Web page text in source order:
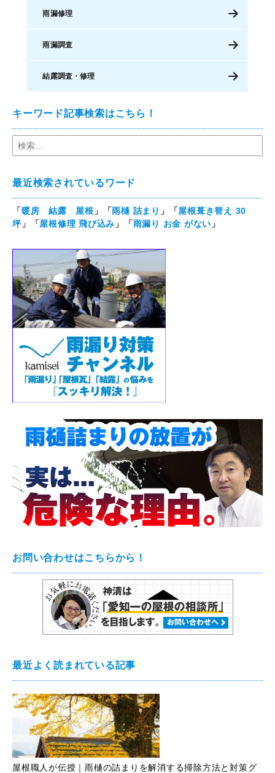
雨漏修理
雨漏調査
結露調査・修理
キーワード記事検索はこちら！
最近検索されているワード
「暖房 結露 屋根 」「雨樋 詰まり 」「屋根葺き替え 30
坪」「屋根修理 飛び込み 」「雨漏り お金 がない 」
お問い合わせはこちらから！
最近よく読まれている記事
屋根職人が伝授｜雨樋の詰まりを解消する掃除方法と対策グ